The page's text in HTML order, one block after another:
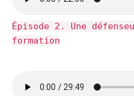
Épisode 2. Une
formation